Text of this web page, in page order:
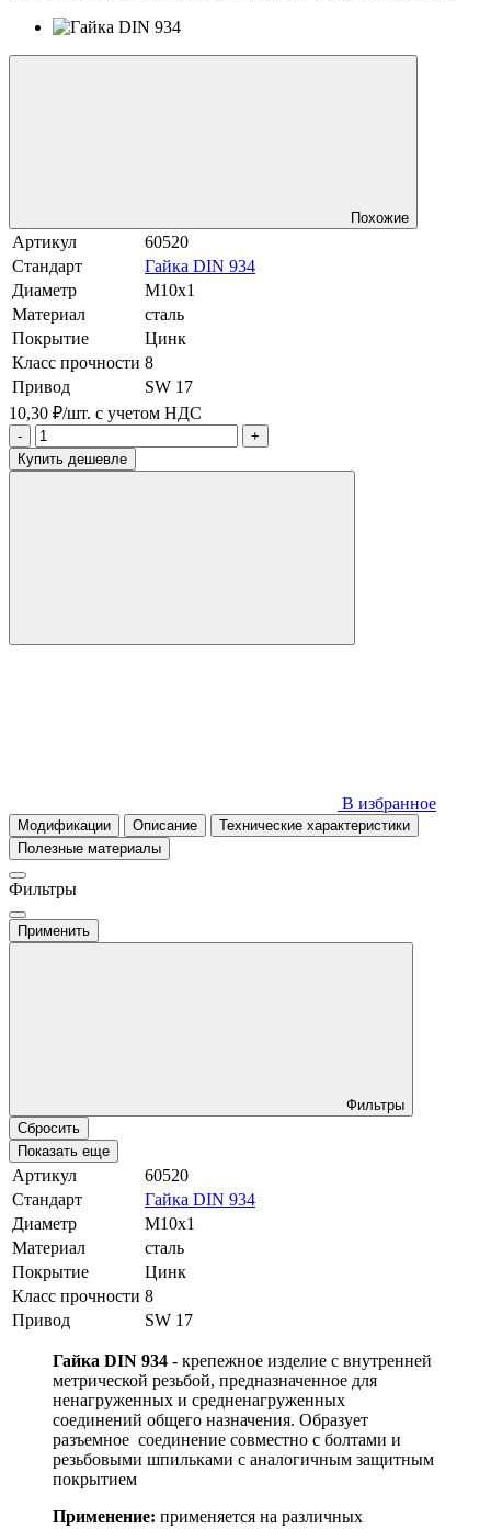
Похожие
Артикул
60520
Стандарт
Гайка DIN 934
Диаметр
М10х1
Материал
сталь
Покрытие
Цинк
Класс прочности 8
Привод
SW 17
10,30 ₽/шт. с учетом НДС
-
+
Купить дешевле
В избранное
Модификации Описание
Технические характеристики
Полезные материалы
Фильтры
Применить
Фильтры
Сбросить
Показать еще
Артикул
60520
Стандарт
Гайка DIN 934
Диаметр
М10х1
Материал
сталь
Покрытие
Цинк
Класс прочности 8
Привод
SW 17
Гайка DIN 934 - крепежное изделие с внутренней
метрической резьбой, предназначенное для
ненагруженных и средненагруженных
соединений общего назначения. Образует
разъемное соединение совместно с болтами и
резьбовыми шпильками с аналогичным защитным
покрытием
Применение: применяется на различных